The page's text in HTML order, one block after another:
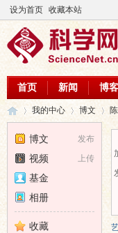
设为首页 收藏本站
首页 新闻 博客
›
我的中心 博文
发布
博文
上传
视频
基金
相册
收藏